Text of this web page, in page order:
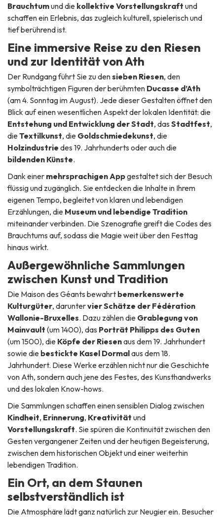
Brauchtumund die kollektive Vorstellungskraft und
schaffen ein Erlebnis, das zugleich kulturell, spielerisch und
tief berührend ist.
Eine immersive Reise zu den Riesen
und zur Identität von Ath
Der Rundgang führt Sie zu densieben Riesen, den
symbolträchtigen Figuren der berühmten Ducasse d’Ath
(am 4. Sonntag im August). Jede dieser Gestalten öffnet den
Blick auf einen wesentlichen Aspekt der lokalen Identität: die
Entstehung und Entwicklung der Stadt, das Stadtfest,
dieTextilkunst, die Goldschmiedekunst, die
Holzindustrie des 19. Jahrhunderts oder auch die
bildenden Künste.
Dank einer mehrsprachigen Appgestaltet sich der Besuch
flüssig und zugänglich. Sie entdecken die Inhalte in Ihrem
eigenen Tempo, begleitet von klaren und lebendigen
Erzählungen, die Museum und lebendige Tradition
miteinander verbinden. Die Szenografie greift die Codes des
Brauchtums auf, sodass die Magie weit über den Festtag
hinaus wirkt.
Außergewöhnliche Sammlungen
zwischen Kunst und Tradition
Die Maison des Géants bewahrt bemerkenswerte
Kulturgüter, daruntervier Schätze der Fédération
Wallonie-Bruxelles. Dazu zählen die Grablegung von
Mainvault (um 1400), das Porträt Philipps des Guten
(um 1500), die Köpfe der Riesenaus dem 19. Jahrhundert
sowie die bestickte Kasel Dormalaus dem 18.
Jahrhundert. Diese Werke erzählen nicht nur die Geschichte
von Ath, sondern auch jene des Festes, des Kunsthandwerks
und des lokalen Know-hows.
Die Sammlungen schaffen einen sensiblen Dialog zwischen
Kindheit, Erinnerung, Kreativität und
Vorstellungskraft. Sie spüren die Kontinuität zwischen den
Gesten vergangener Zeiten und der heutigen Begeisterung,
zwischen dem historischen Objekt und einer weiterhin
lebendigen Tradition.
Ein Ort, an dem Staunen
selbstverständlich ist
Die Atmosphäre lädt ganz natürlich zur Neugier ein. Besucher